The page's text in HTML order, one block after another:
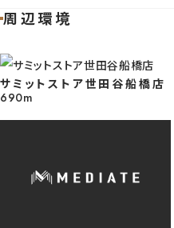
周辺環境
スーパー
サミットストア世田谷船橋店
690m
【現地写真】 住宅街としての落ち
分の軽快さも取り入れやすいため
やすい立地です
しやすく、毎日の暮らしを無理